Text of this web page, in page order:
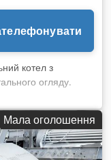
котел з
огляду.
R T To Aa Uoa
Мала оголошення